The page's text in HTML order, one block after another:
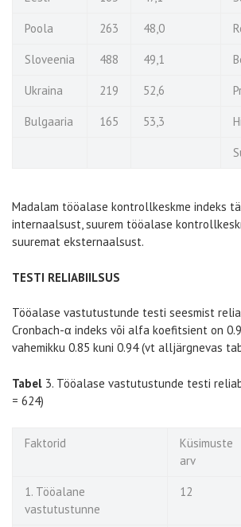
Poola 263 48,0
Sloveenia 488 49,1
Ukraina 219 52,6
Bulgaaria 165 53,3
Madalam tööalase kontrollkeskme indeks
internaalsust, suurem tööalase
suuremat eksternaalsust.
TESTI RELIABIILSUS
Tööalase vastutustunde testi seesmist
Cronbach-α indeks või alfa koefitsient on
vahemikku 0.85 kuni 0.94 (vt alljärgnevas
Tabel 3. Tööalase vastutustunde testi
= 624)
Faktorid
Küsimuste
arv
1. Tööalane
vastutustunne
12